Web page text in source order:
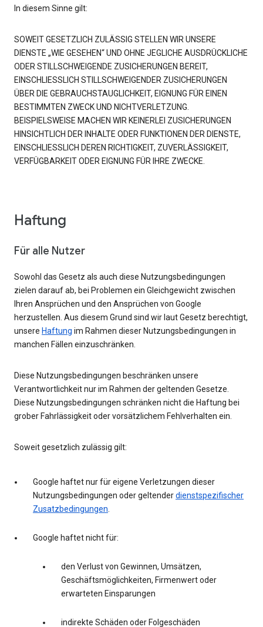
In diesem Sinne gilt:
SOWEIT GESETZLICH ZULÄSSIG STELLEN WIR UNSERE
DIENSTE „WIE GESEHEN“ UND OHNE JEGLICHE AUSDRÜCKLICHE
ODER STILLSCHWEIGENDE ZUSICHERUNGEN BEREIT,
EINSCHLIESSLICH STILLSCHWEIGENDER ZUSICHERUNGEN
ÜBER DIE GEBRAUCHSTAUGLICHKEIT, EIGNUNG FÜR EINEN
BESTIMMTEN ZWECK UND NICHTVERLETZUNG.
BEISPIELSWEISE MACHEN WIR KEINERLEI ZUSICHERUNGEN
HINSICHTLICH DER INHALTE ODER FUNKTIONEN DER DIENSTE,
EINSCHLIESSLICH DEREN RICHTIGKEIT, ZUVERLÄSSIGKEIT,
VERFÜGBARKEIT ODER EIGNUNG FÜR IHRE ZWECKE.
Haftung
Für alle Nutzer
Sowohl das Gesetz als auch diese Nutzungsbedingungen
zielen darauf ab, bei Problemen ein Gleichgewicht zwischen
Ihren Ansprüchen und den Ansprüchen von Google
herzustellen. Aus diesem Grund sind wir laut Gesetz berechtigt,
unsere Haftung im Rahmen dieser Nutzungsbedingungen in
manchen Fällen einzuschränken.
Diese Nutzungsbedingungen beschränken unsere
Verantwortlichkeit nur im Rahmen der geltenden Gesetze.
Diese Nutzungsbedingungen schränken nicht die Haftung bei
grober Fahrlässigkeit oder vorsätzlichem Fehlverhalten ein.
Soweit gesetzlich zulässig gilt:
Google haftet nur für eigene Verletzungen dieser
Nutzungsbedingungen oder geltenderdienstspezifischer
Zusatzbedingungen
Google haftet nicht für:
den Verlust von Gewinnen, Umsätzen,
Geschäftsmöglichkeiten, Firmenwert oder
erwarteten Einsparungen
indirekte Schäden oder Folgeschäden